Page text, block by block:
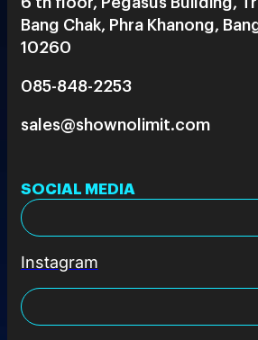
Bang Chak, Phra Khanong,
10260
085-848-2253
sales@shownolimit.com
SOCIAL MEDIA
Instagram